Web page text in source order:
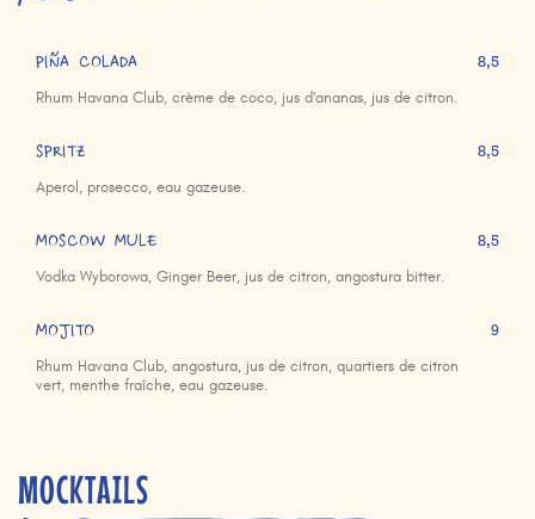
PIÑA COLADA
Rhum Havana Club, crème de coco, jus d'ananas, jus de citron.
8,5
SPRITZ
Aperol, prosecco, eau gazeuse.
8,5
MOSCOW MULE
Vodka Wyborowa, Ginger Beer, jus de citron, angostura bitter.
8,5
MOJITO
Rhum Havana Club, angostura, jus de citron, quartiers de citron
vert, menthe fraîche, eau gazeuse.
9
MOCKTAILS